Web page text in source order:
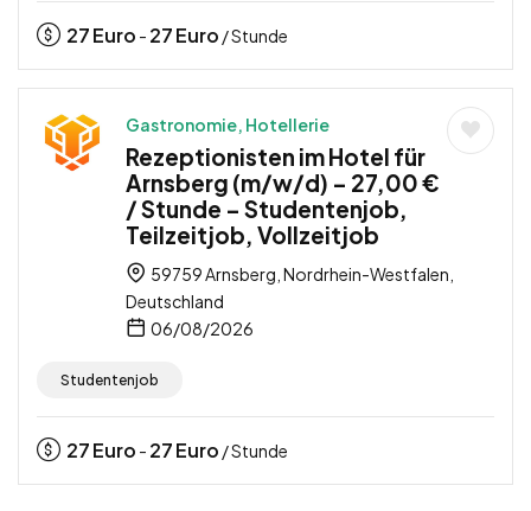
27Euro - 27Euro / Stunde
Gastronomie, Hotellerie
Rezeptionisten im Hotel für
Arnsberg (m/w/d) – 27,00 €
/ Stunde – Studentenjob,
Teilzeitjob, Vollzeitjob
59759 Arnsberg, Nordrhein-Westfalen,
Deutschland
06/08/2026
Studentenjob
27Euro - 27Euro / Stunde